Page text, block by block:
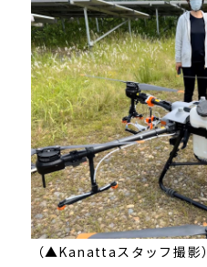
（▲Kanattaスタッフ撮影）